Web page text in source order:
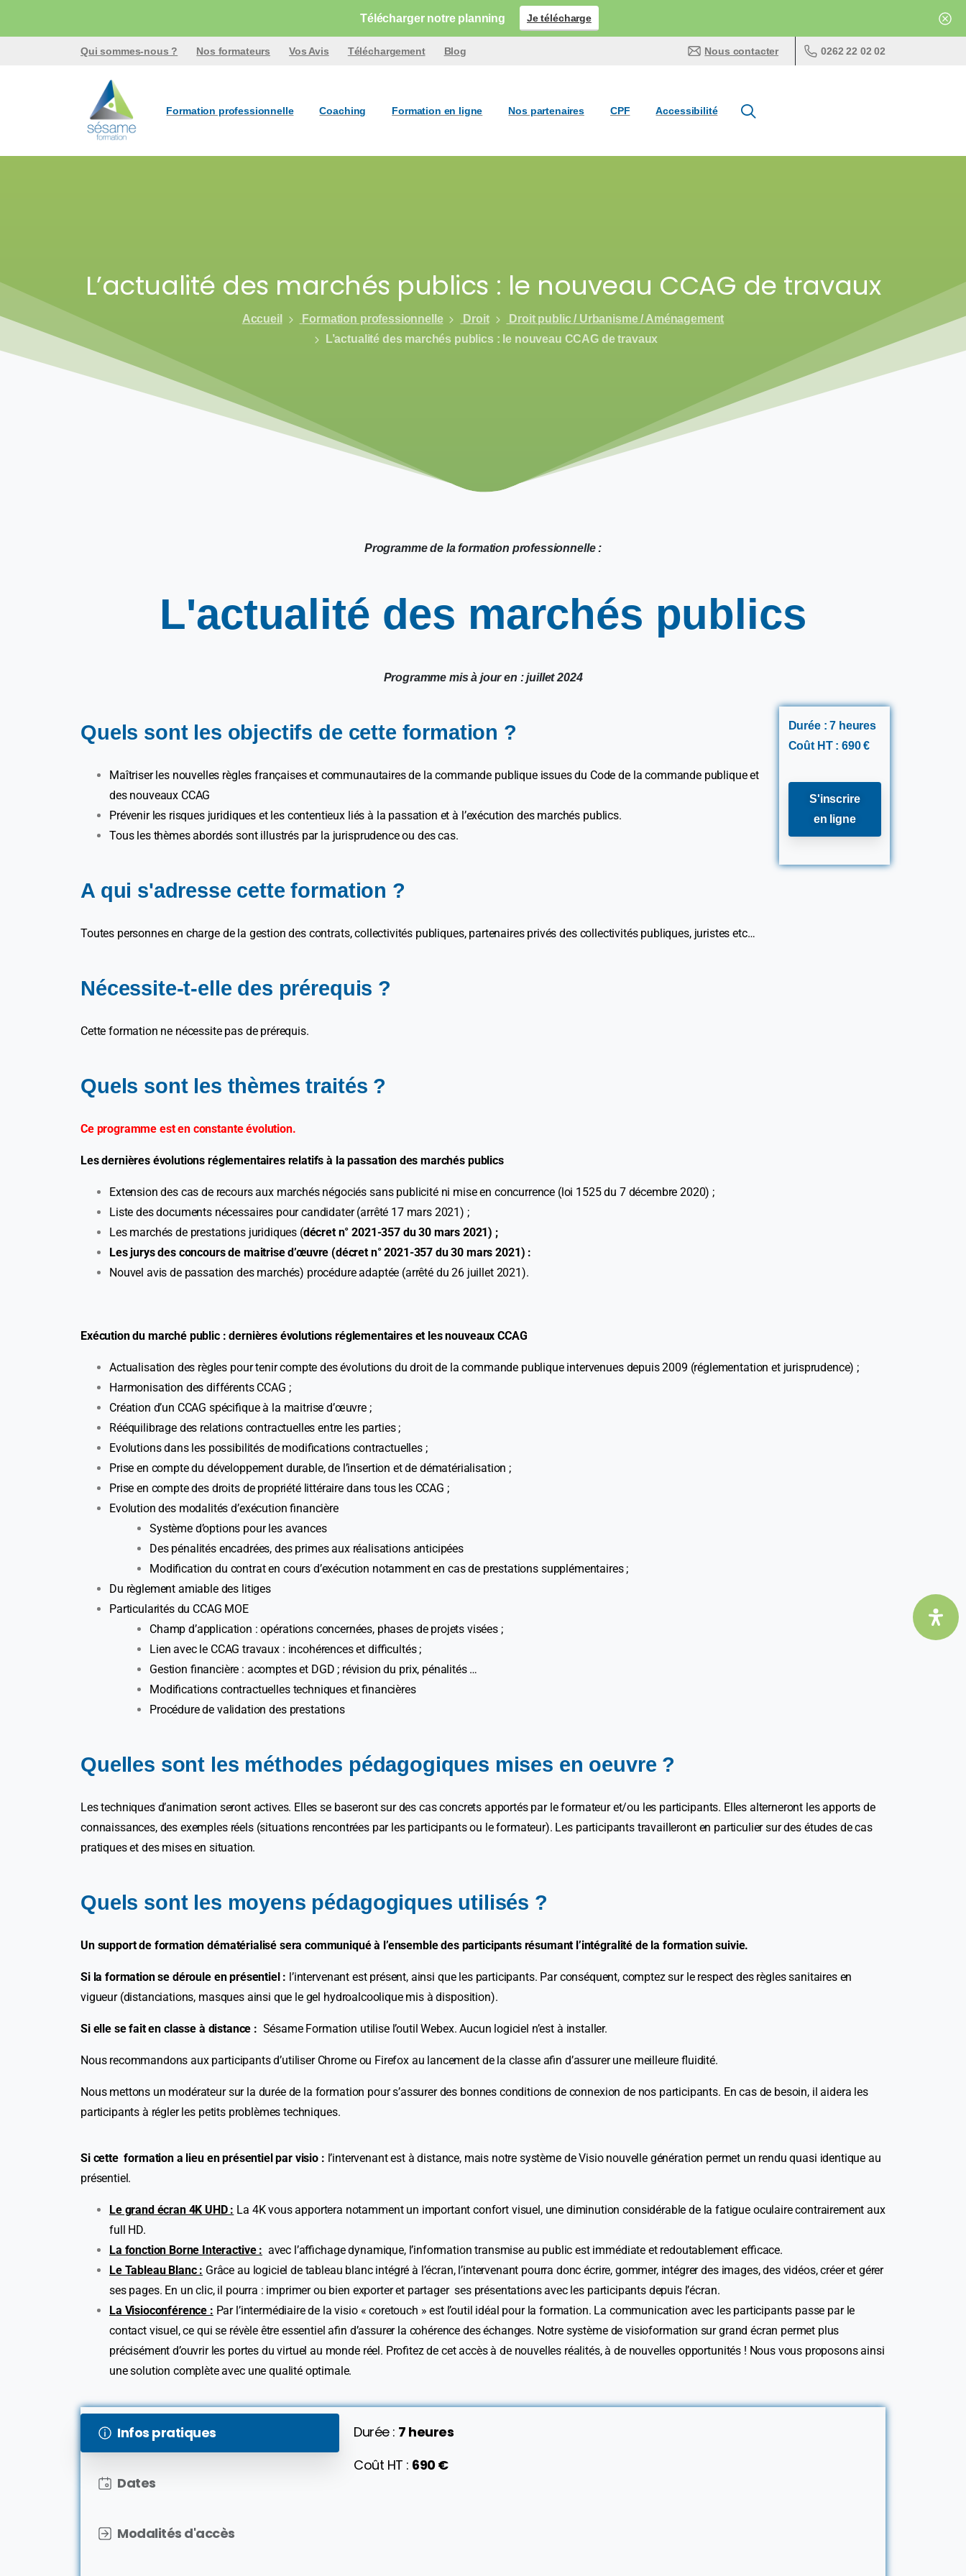
Télécharger notre planning Je télécharge
Qui sommes-nous ? Nos formateurs Vos Avis Téléchargement Blog Nous contacter 0262 22 02 02
Formation professionnelle Coaching Formation en ligne Nos partenaires CPF Accessibilité
L’actualité des marchés publics : le nouveau CCAG de travaux
Accueil Formation professionnelle Droit
Droit public / Urbanisme / Aménagement
L’actualité des marchés publics : le nouveau CCAG de travaux
Programme de la formation professionnelle :
L'actualité des marchés publics
Programme mis à jour en : juillet 2024
Quels sont les objectifs de cette formation ?
Maîtriser les nouvelles règles françaises et communautaires de la commande publique issues du Code de la commande publique et
des nouveaux CCAG
Prévenir les risques juridiques et les contentieux liés à la passation et à l’exécution des marchés publics.
Tous les thèmes abordés sont illustrés par la jurisprudence ou des cas.
Durée : 7 heures
Coût HT : 690 €
S'inscrire
en ligne
A qui s'adresse cette formation ?
Toutes personnes en charge de la gestion des contrats, collectivités publiques, partenaires privés des collectivités publiques, juristes etc…
Nécessite-t-elle des prérequis ?
Cette formation ne nécessite pas de prérequis.
Quels sont les thèmes traités ?
Ce programme est en constante évolution.
Les dernières évolutions réglementaires relatifs à la passation des marchés publics
Extension des cas de recours aux marchés négociés sans publicité ni mise en concurrence (loi 1525 du 7 décembre 2020) ;
Liste des documents nécessaires pour candidater (arrêté 17 mars 2021) ;
Les marchés de prestations juridiques (décret n° 2021-357 du 30 mars 2021) ;
Les jurys des concours de maitrise d’œuvre (décret n° 2021-357 du 30 mars 2021) :
Nouvel avis de passation des marchés) procédure adaptée (arrêté du 26 juillet 2021).
Exécution du marché public : dernières évolutions réglementaires et les nouveaux CCAG
Actualisation des règles pour tenir compte des évolutions du droit de la commande publique intervenues depuis 2009 (réglementation et jurisprudence) ;
Harmonisation des différents CCAG ;
Création d’un CCAG spécifique à la maitrise d’œuvre ;
Rééquilibrage des relations contractuelles entre les parties ;
Evolutions dans les possibilités de modifications contractuelles ;
Prise en compte du développement durable, de l’insertion et de dématérialisation ;
Prise en compte des droits de propriété littéraire dans tous les CCAG ;
Evolution des modalités d’exécution financière
Système d’options pour les avances
Des pénalités encadrées, des primes aux réalisations anticipées
Modification du contrat en cours d’exécution notamment en cas de prestations supplémentaires ;
Du règlement amiable des litiges
Particularités du CCAG MOE
Champ d’application : opérations concernées, phases de projets visées ;
Lien avec le CCAG travaux : incohérences et difficultés ;
Gestion financière : acomptes et DGD ; révision du prix, pénalités …
Modifications contractuelles techniques et financières
Procédure de validation des prestations
Quelles sont les méthodes pédagogiques mises en oeuvre ?
Les techniques d’animation seront actives. Elles se baseront sur des cas concrets apportés par le formateur et/ou les participants. Elles alterneront les apports de
connaissances, des exemples réels (situations rencontrées par les participants ou le formateur). Les participants travailleront en particulier sur des études de cas
pratiques et des mises en situation.
Quels sont les moyens pédagogiques utilisés ?
Un support de formation dématérialisé sera communiqué à l’ensemble des participants résumant l’intégralité de la formation suivie.
Si la formation se déroule en présentiel : l’intervenant est présent, ainsi que les participants. Par conséquent, comptez sur le respect des règles sanitaires en
vigueur (distanciations, masques ainsi que le gel hydroalcoolique mis à disposition).
Si elle se fait en classe à distance : Sésame Formation utilise l’outil Webex. Aucun logiciel n’est à installer.
Nous recommandons aux participants d’utiliser Chrome ou Firefox au lancement de la classe afin d’assurer une meilleure fluidité.
Nous mettons un modérateur sur la durée de la formation pour s’assurer des bonnes conditions de connexion de nos participants. En cas de besoin, il aidera les
participants à régler les petits problèmes techniques.
Si cette formation a lieu en présentiel par visio : l’intervenant est à distance, mais notre système de Visio nouvelle génération permet un rendu quasi identique au
présentiel.
Le grand écran 4K UHD : La 4K vous apportera notamment un important confort visuel, une diminution considérable de la fatigue oculaire contrairement aux
full HD.
La fonction Borne Interactive : avec l’affichage dynamique, l’information transmise au public est immédiate et redoutablement efficace.
Le Tableau Blanc : Grâce au logiciel de tableau blanc intégré à l’écran, l’intervenant pourra donc écrire, gommer, intégrer des images, des vidéos, créer et gérer
ses pages. En un clic, il pourra : imprimer ou bien exporter et partager ses présentations avec les participants depuis l’écran.
La Visioconférence : Par l’intermédiaire de la visio « coretouch » est l’outil idéal pour la formation. La communication avec les participants passe par le
contact visuel, ce qui se révèle être essentiel afin d’assurer la cohérence des échanges. Notre système de visioformation sur grand écran permet plus
précisément d’ouvrir les portes du virtuel au monde réel. Profitez de cet accès à de nouvelles réalités, à de nouvelles opportunités ! Nous vous proposons ainsi
une solution complète avec une qualité optimale.
Infos pratiques
Dates
Modalités d'accès
Durée : 7 heures
Coût HT : 690 €